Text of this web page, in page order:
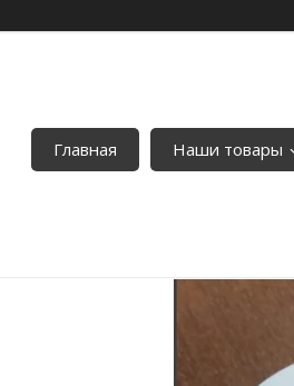
Главная Наши товары